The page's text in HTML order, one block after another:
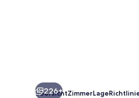
226+
ÜbersichtZimmerLage